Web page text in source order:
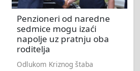
Penzioneri od naredne
sedmice mogu izaći
napolje uz pratnju oba
roditelja
Odlukom Kriznog štaba